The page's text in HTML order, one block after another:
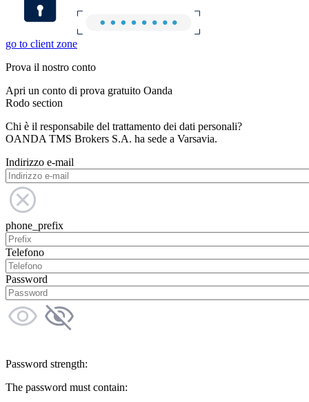
go to client zone
Prova il nostro conto
Apri un conto di prova gratuito Oanda
Rodo section
Chi è il responsabile del trattamento dei dati personali?
OANDA TMS Brokers S.A. ha sede a Varsavia.
Indirizzo e-mail
phone_prefix
Telefono
Password
Password strength:
The password must contain: